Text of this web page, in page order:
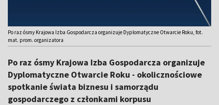
Po raz ósmy Krajowa Izba Gospodarcza organizuje Dyplomatyczne Otwarcie Roku, fot.
mat. prom. organizatora
Po raz ósmy Krajowa Izba Gospodarcza organizuje
Dyplomatyczne Otwarcie Roku - okolicznościowe
spotkanie świata biznesu i samorządu
gospodarczego z członkami korpusu